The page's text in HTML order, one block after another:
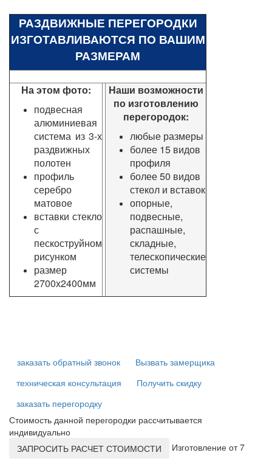
РАЗДВИЖНЫЕ ПЕРЕГОРОДКИ
ИЗГОТАВЛИВАЮТСЯ ПО ВАШИМ
РАЗМЕРАМ
На этом фото:
подвесная
алюминиевая
система из 3-х
раздвижных
полотен
профиль
серебро
матовое
вставки стекло
с
пескоструйном
рисунком
размер
2700х2400мм
Наши возможности
по изготовлению
перегородок:
любые размеры
более 15 видов
профиля
более 50 видов
стекол и вставок
опорные,
подвесные,
распашные,
складные,
телескопические
системы
заказать обратный звонок
Вызвать замерщика
техническая консультация
Получить скидку
заказать перегородку
Стоимость данной перегородки рассчитывается
индивидуально
ЗАПРОСИТЬ РАСЧЕТ СТОИМОСТИ
Изготовление от 7